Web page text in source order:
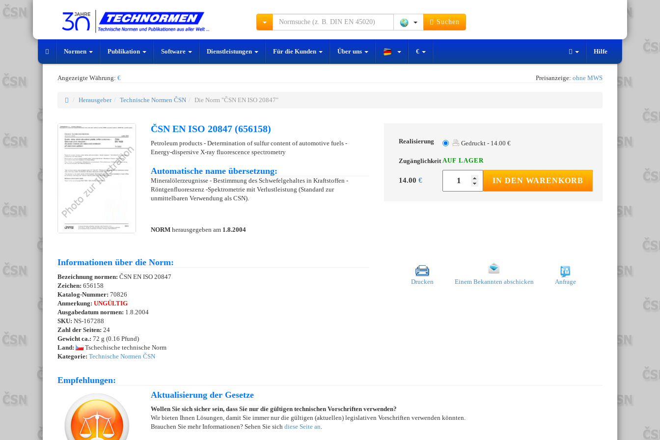
Suchen
Normen Publikation Software Dienstleistungen Für die Kunden Über uns € Hilfe
Angezeigte Währung: € Preisanzeige: ohne MWS
Herausgeber Technische Normen ČSN Die Norm "ČSN EN ISO 20847"
ČSN EN ISO 20847 (656158)
Petroleum products - Determination of sulfur content of automotive fuels -
Energy-dispersive X-ray fluorescence spectrometry
Automatische name übersetzung:
Mineralölerzeugnisse - Bestimmung des Schwefelgehaltes in Kraftstoffen -
Röntgenfluoreszenz -Spektrometrie mit Verlustleistung (Standard zur
unmittelbaren Verwendung als CSN).
NORM herausgegeben am 1.8.2004
Realisierung Gedruckt - 14.00 €
Zugänglichkeit AUF LAGER
14.00 € IN DEN WARENKORB
Informationen über die Norm:
Bezeichnung normen: ČSN EN ISO 20847
Zeichen: 656158
Katalog-Nummer: 70826
Anmerkung: UNGÜLTIG
Ausgabedatum normen: 1.8.2004
SKU: NS-167288
Zahl der Seiten: 24
Gewicht ca.: 72 g (0.16 Pfund)
Land:
Tschechische technische Norm
Kategorie: Technische Normen ČSN
Drucken Einem Bekannten abschicken Anfrage
Empfehlungen:
Aktualisierung der Gesetze
Wollen Sie sich sicher sein, dass Sie nur die gültigen technischen Vorschriften verwenden?
Wir bieten Ihnen Lösungen, damit Sie immer nur die gültigen (aktuellen) legislativen Vorschriften verwenden könnten.
Brauchen Sie mehr Informationen? Sehen Sie sich diese Seite an.